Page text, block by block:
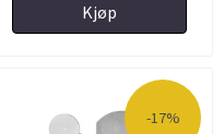
Kjøp
-17%